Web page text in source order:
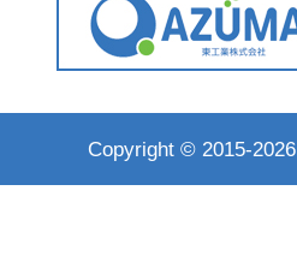
Copyright © 2015-